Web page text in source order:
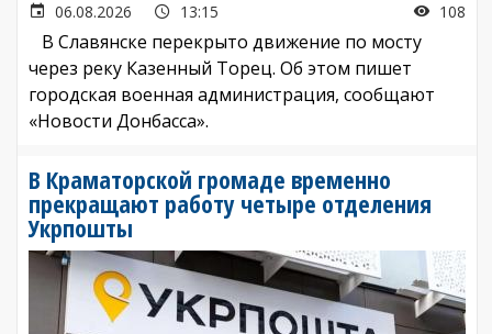
06.08.2026 13:15 108
В Славянске перекрыто движение по мосту
через реку Казенный Торец. Об этом пишет
городская военная администрация, сообщают
«Новости Донбасса».
В Краматорской громаде временно
прекращают работу четыре отделения
Укрпошты